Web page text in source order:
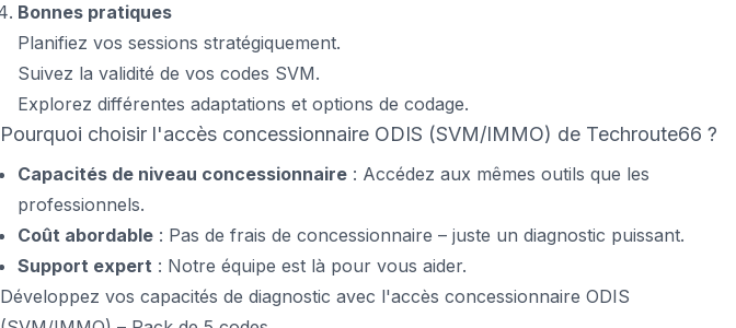
Bonnes pratiques
Planifiez vos sessions stratégiquement.
Suivez la validité de vos codes SVM.
Explorez différentes adaptations et options de codage.
Pourquoi choisir l'accès concessionnaire ODIS (SVM/IMMO) de Techroute66 ?
Capacités de niveau concessionnaire : Accédez aux mêmes outils que les
professionnels.
Coût abordable : Pas de frais de concessionnaire – juste un diagnostic puissant.
Support expert : Notre équipe est là pour vous aider.
Développez vos capacités de diagnostic avec l'accès concessionnaire ODIS